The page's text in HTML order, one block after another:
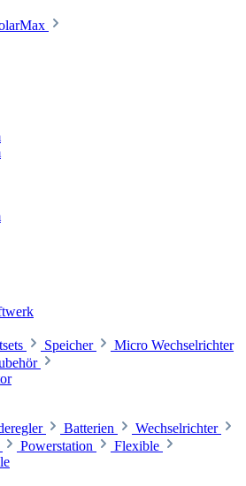
Speicher
Micro Wechselrichter
Batterien
Wechselrichter
Powerstation
Flexible